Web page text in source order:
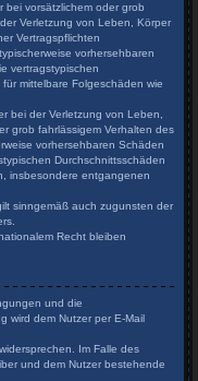
bei vorsätzlichem oder grob
Verletzung von Leben, Körper
Vertragspflichten
vorhersehbaren
vertragstypischen
mittelbare Folgeschäden wie
bei der Verletzung von Leben,
grob fahrlässigem Verhalten des
vorhersehbaren Schäden
Durchschnittsschäden
insbesondere entgangenen
sinngemäß auch zugunsten der
Recht bleiben
und die
wird dem Nutzer per E-Mail
Im Falle des
und dem Nutzer bestehende